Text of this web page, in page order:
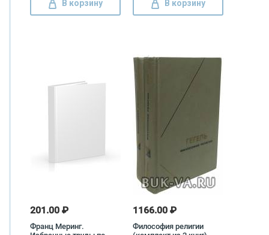
В корзину В корзину
201.00 ₽
Франц Меринг.
1166.00 ₽
Философия религии